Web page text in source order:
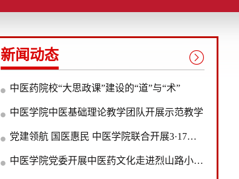
新闻动态
中医药院校“大思政课”建设的“道”与“术”
中医学院中医基础理论教学团队开展示范教学
党建领航 国医惠民 中医学院联合开展3·17中国国医节大型义诊进社区活动
中医学院党委开展中医药文化走进烈山路小学活动